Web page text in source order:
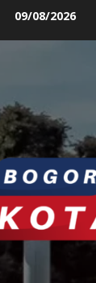
09/08/2026